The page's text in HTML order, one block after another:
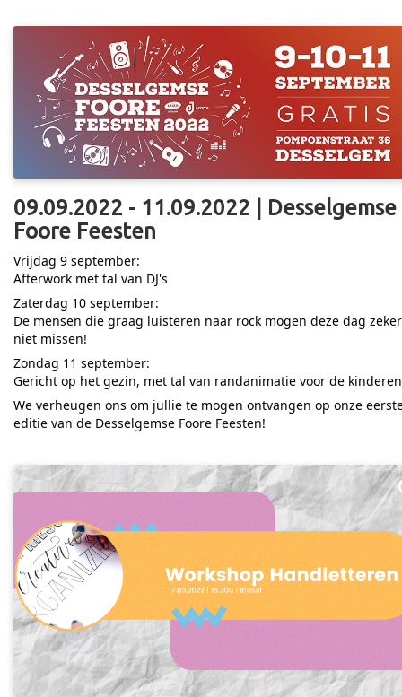
09.09.2022 - 11.09.2022 | Desselgemse
Foore Feesten
Vrijdag 9 september:
Afterwork met tal van DJ's
Zaterdag 10 september:
De mensen die graag luisteren naar rock mogen deze dag zeker
niet missen!
Zondag 11 september:
Gericht op het gezin, met tal van randanimatie voor de
We verheugen ons om jullie te mogen ontvangen op onze
editie van de Desselgemse Foore Feesten!